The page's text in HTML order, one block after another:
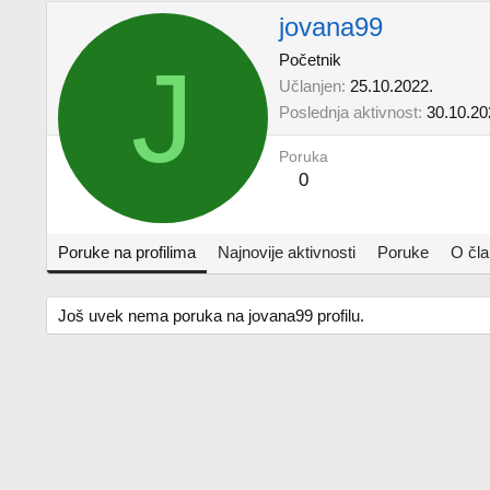
J
jovana99
Početnik
Učlanjen 25.10.2022.
Poslednja aktivnost
Poruka
0
Poruke na profilima Najnovije aktivnosti Poruke O
Još uvek nema poruka na jovana99 profilu.